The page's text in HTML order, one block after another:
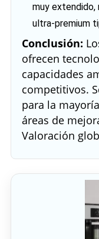
muy extendido,
ultra‑premium
Conclusión:
ofrecen
capacidades
competitivos.
para la
áreas de
Valoración